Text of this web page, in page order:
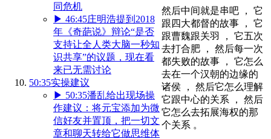
同危机
▶ 46:45庄明浩提到2018
年《奇葩说》辩论“是否
支持让全人类大脑一秒知
识共享”的议题，现在看
来已无需讨论
50:35实操建议
▶ 50:35潘乱给出现场操
作建议：将元宝添加为微
信好友并置顶，把一切文
章和聊天转给它做思维体
然后中间就是串吧 ， 它
跟四大都督的故事 ， 它
跟曹魏跟关羽 ， 它五次
去打合肥 ， 然后每一次
都失败的故事 ， 它怎么
去在一个汉朝的边缘的
诸侯 ， 然后它怎么理解
它跟中心的关系 ， 然后
它怎么去拓展海权的那
个关系 。